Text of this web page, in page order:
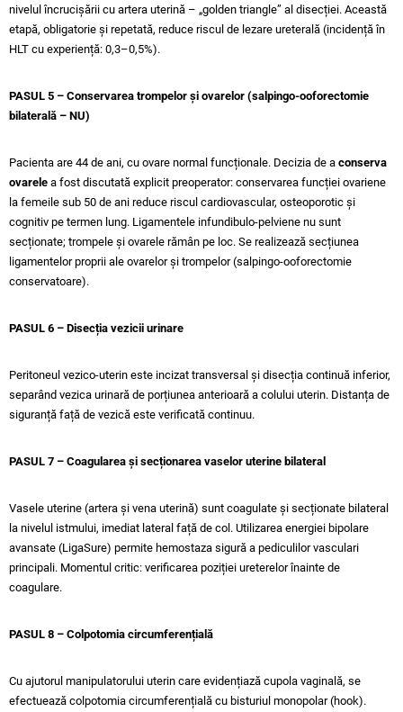
nivelul încrucișării cu artera uterină – „golden triangle” al disecției. Această
etapă, obligatorie și repetată, reduce riscul de lezare ureterală (incidență în
HLT cu experiență: 0,3–0,5%).
PASUL 5 – Conservarea trompelor și ovarelor (salpingo-ooforectomie
bilaterală – NU)
Pacienta are 44 de ani, cu ovare normal funcționale. Decizia de a conserva
ovarele a fost discutată explicit preoperator: conservarea funcției ovariene
la femeile sub 50 de ani reduce riscul cardiovascular, osteoporotic și
cognitiv pe termen lung. Ligamentele infundibulo-pelviene nu sunt
secționate; trompele și ovarele rămân pe loc. Se realizează secțiunea
ligamentelor proprii ale ovarelor și trompelor (salpingo-ooforectomie
conservatoare).
PASUL 6 – Disecția vezicii urinare
Peritoneul vezico-uterin este incizat transversal și disecția continuă inferior,
separând vezica urinară de porțiunea anterioară a colului uterin. Distanța de
siguranță față de vezică este verificată continuu.
PASUL 7 – Coagularea și secționarea vaselor uterine bilateral
Vasele uterine (artera și vena uterină) sunt coagulate și secționate bilateral
la nivelul istmului, imediat lateral față de col. Utilizarea energiei bipolare
avansate (LigaSure) permite hemostaza sigură a pediculilor vasculari
principali. Momentul critic: verificarea poziției ureterelor înainte de
coagulare.
PASUL 8 – Colpotomia circumferențială
Cu ajutorul manipulatorului uterin care evidențiază cupola vaginală, se
efectuează colpotomia circumferențială cu bisturiul monopolar (hook).